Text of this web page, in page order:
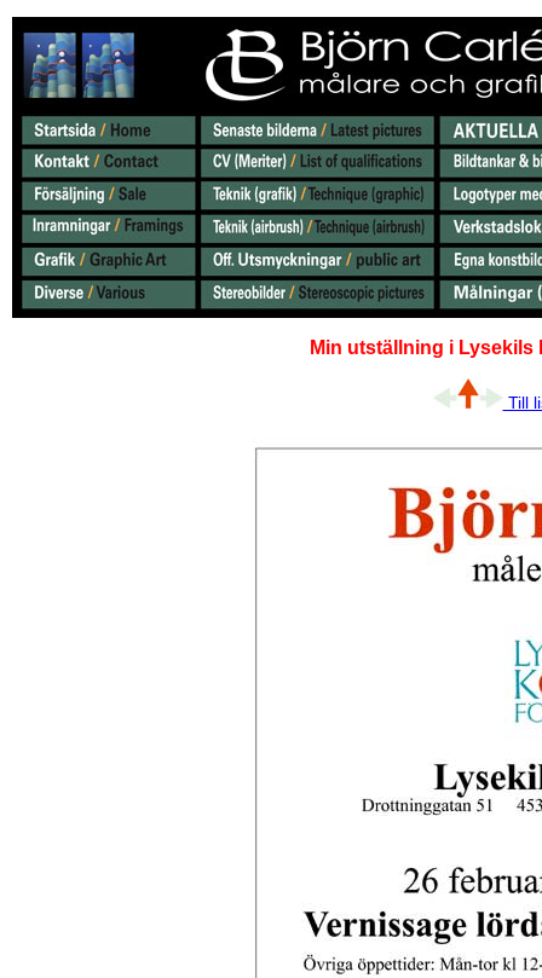
Min utställning i
Till